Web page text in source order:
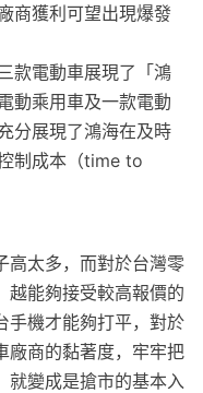
商獲利可望出現爆發
款電動車展現了「鴻
動乘用車及一款電動
分展現了鴻海在及時
制成本（time to
高太多，而對於台灣零
越能夠接受較高報價的
手機才能夠打平，對於
廠商的黏著度，牢牢把
就變成是搶市的基本入